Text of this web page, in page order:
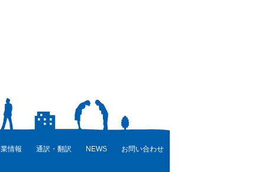
情報 通訳・翻訳 NEWS お問い合わせ